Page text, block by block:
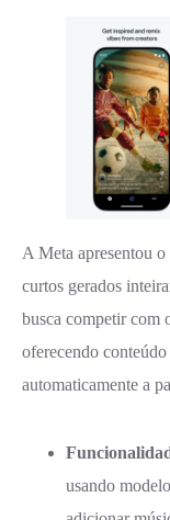
A Meta apresentou
curtos gerados
busca competir com
oferecendo
automaticamente a
usando